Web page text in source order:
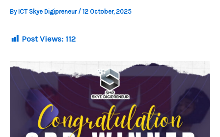
By ICT Skye Digipreneur / 12 October, 2025
Post Views: 112